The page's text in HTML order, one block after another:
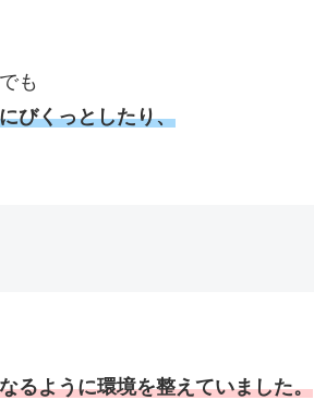
も
びくっとしたり、
るように環境を整えていました。